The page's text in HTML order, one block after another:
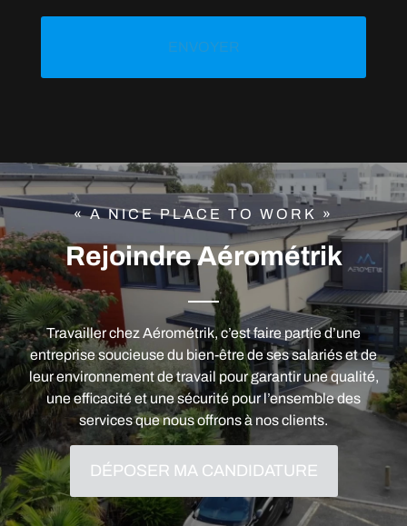
« A NICE PLACE TO WORK »
Rejoindre Aérométrik
Travailler chez Aérométrik, c’est faire partie d’une
entreprise soucieuse du bien-être de ses salariés et de
leur environnement de travail pour garantir une qualité,
une efficacité et une sécurité pour l’ensemble des
services que nous offrons à nos clients.
DÉPOSER MA CANDIDATURE